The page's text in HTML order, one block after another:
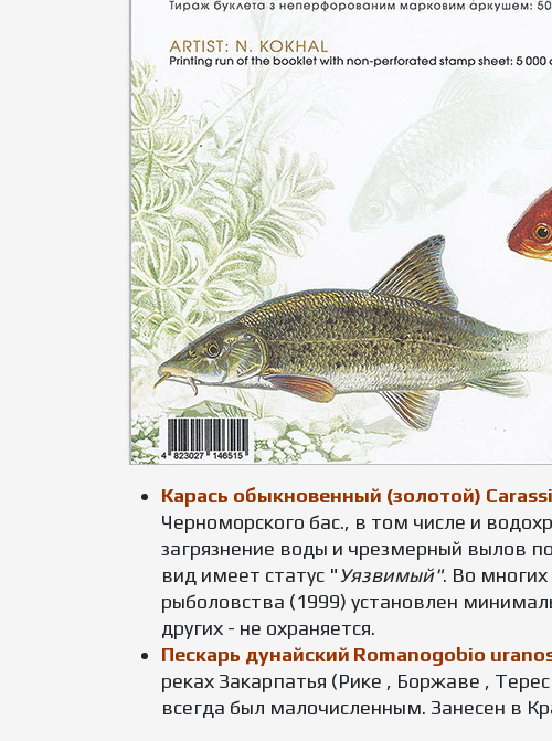
Карась обыкновенный (золотой)
Черноморского бас., в том числе и
загрязнение воды и чрезмерный вылов
вид имеет статус "Уязвимый". Во
рыболовства (1999) установлен
других - не охраняется.
Пескарь дунайский Romanogobio
реках Закарпатья (Рике , Боржаве ,
всегда был малочисленным. Занесен в